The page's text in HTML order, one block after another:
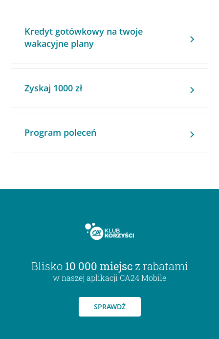
Kredyt gotówkowy na twoje
wakacyjne plany
Zyskaj 1000 zł
Program poleceń
Blisko 10 000 miejsc z rabatami
w naszej aplikacji CA24 Mobile
SPRAWDŹ